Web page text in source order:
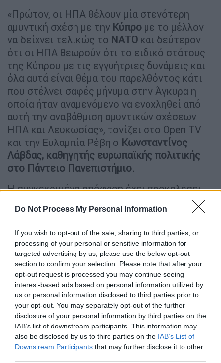
Do Not Process My Personal Information
If you wish to opt-out of the sale, sharing to third parties, or
processing of your personal or sensitive information for
targeted advertising by us, please use the below opt-out
section to confirm your selection. Please note that after your
opt-out request is processed you may continue seeing
interest-based ads based on personal information utilized by
us or personal information disclosed to third parties prior to
your opt-out. You may separately opt-out of the further
disclosure of your personal information by third parties on the
IAB’s list of downstream participants. This information may
also be disclosed by us to third parties on the IAB’s List of
Downstream Participants that may further disclose it to other
«Πρώτον, οι ΗΠΑ θέλουν μία στενότερη
αμυντική σχέση με την Κύπρο με το μέλλον
να δείχνει τελικώς το ΝΑΤΟ και δεύτερον
ότι οι ΗΠΑ θεωρούν ότι το ειδικό στάτους
της Κύπρου με τις εγγυήτριες δυνάμεις και
όλα αυτά είναι θέμα του παρελθόντος κάτι
που στέλνει σαφές μήνυμα στην Άγκυρα η
οποία ήταν αναμενόμενο να ενοχληθεί από
αυτή την αναβάθμιση αμυντικών σχέσεων
ΗΠΑ και Λευκωσίας», τονίζει στο Open TV
και την Ευλαμπία Ρέβη ο Κωνσταντίνος
Λάβδας, καθηγητής ευρωπαϊκής πολιτικής
στο Πάντειο Πανεπιστήμιο.
Η συγκεκριμένη απόφαση έχει προκαλέσει
. Σφοδρές
αντιδράσεις υπήρξαν από το τουρκικό
κόμματος του Ερντογάν, αλλά και τον
αντιπρόεδρο της κυβέρνησης. «Οι Ηνωμένες
Πολιτείες της Αμερικής αίροντας το
εμπάργκο όπλων στην Ε/Κ Διοίκηση Νότιας
Κύπρου επαναλαμβάνουν τα λάθη που έκανε
η Ευρώπη στο νησί», επεσήμανε μεταξύ
άλλων οΦουάτ Οκτάι.
«Θα αναρωτηθεί εάν κάνουμε αυτό το βήμα
ως αποτέλεσμα των πρόσφατων εξελίξεων